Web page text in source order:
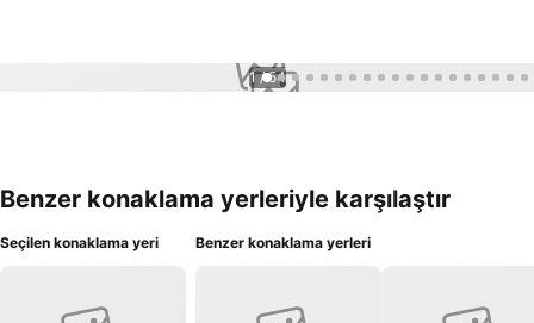
1 / 54
Benzer konaklama yerleriyle karşılaştır
Seçilen konaklama yeri Benzer konaklama yerleri